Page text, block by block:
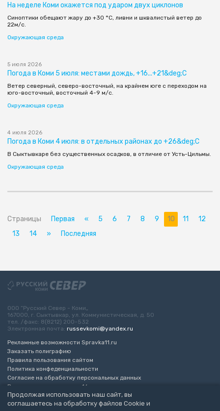
На неделе Коми окажется под ударом двух циклонов
Синоптики обещают жару до +30 °С, ливни и шквалистый ветер до
22м/с.
Окружающая среда
5 июля 2026
Погода в Коми 5 июля: местами дождь, +16...+21&deg;С
Ветер северный, северо-восточный, на крайнем юге с переходом на
юго-восточный, восточный 4-9 м/с.
Окружающая среда
4 июля 2026
Погода в Коми 4 июля: в отдельных районах до +26&deg;С
В Сыктывкаре без существенных осадков, в отличие от Усть-Цильмы.
Окружающая среда
Страницы Первая « 5 6 7 8 9 10 11
12
13
14 » Последняя
Продолжая использовать наш сайт, вы
соглашаетесь на обработку файлов Cookie и
ООО “Русский Север - Коми„
167000, г. Сыктывкар, ул. Коммунистическая, д. 50
тел. /факс: 8(8212) 200-532
Электронная почта: russevkomi@yandex.ru
Рекламные возможности Spravka11.ru
Заказать полиграфию
Правила пользования сайтом
Политика конфеденциальности
Согласие на обработку персональных данных
Возрастное ограничение 16+
Разработка сайта“ЭкспертБизнесГрупп”